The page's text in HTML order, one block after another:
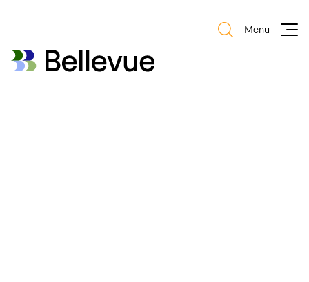
Bellevue Group AG
Menu